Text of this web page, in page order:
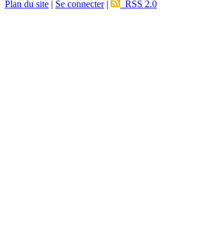
Plan du site | Se connecter| RSS 2.0